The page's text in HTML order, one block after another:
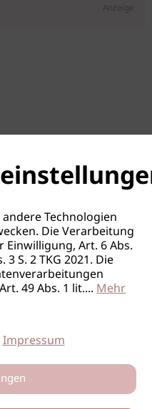
Anzeige
Technologien
Die Verarbeitung
Art. 6 Abs.
3 S. 2 TKG 2021. Die
49 Abs. 1 lit....Mehr
Impressum